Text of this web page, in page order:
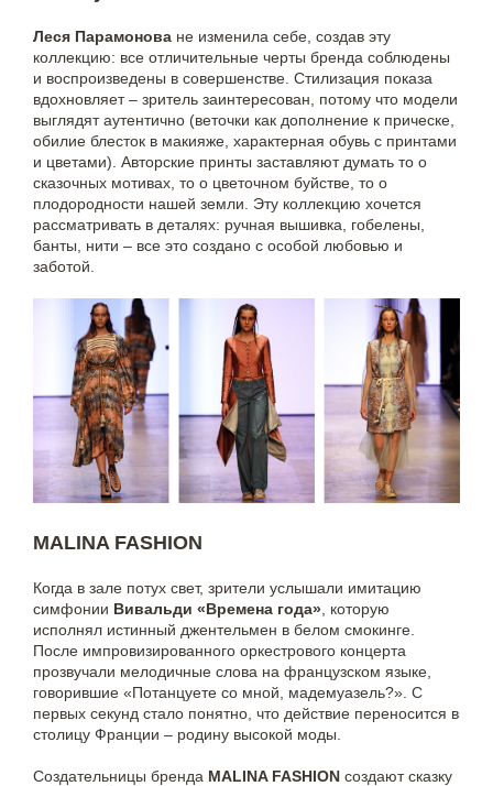
Леся Парамонова не изменила себе, создав эту
коллекцию: все отличительные черты бренда соблюдены
и воспроизведены в совершенстве. Стилизация показа
вдохновляет – зритель заинтересован, потому что модели
выглядят аутентично (веточки как дополнение к прическе,
обилие блесток в макияже, характерная обувь с принтами
и цветами). Авторские принты заставляют думать то о
сказочных мотивах, то о цветочном буйстве, то о
плодородности нашей земли. Эту коллекцию хочется
рассматривать в деталях: ручная вышивка, гобелены,
банты, нити – все это создано с особой любовью и
заботой.
MALINA FASHION
Когда в зале потух свет, зрители услышали имитацию
симфонии Вивальди «Времена года» , которую
исполнял истинный джентельмен в белом смокинге.
После импровизированного оркестрового концерта
прозвучали мелодичные слова на французском языке,
говорившие «Потанцуете со мной, мадемуазель?». С
первых секунд стало понятно, что действие переносится в
столицу Франции – родину высокой моды.
Создательницы бренда MALINA FASHION создают сказку